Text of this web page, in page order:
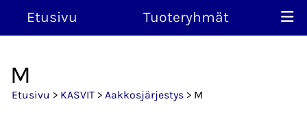
Etusivu Tuoteryhmät
M
Etusivu > KASVIT > Aakkosjärjestys > M